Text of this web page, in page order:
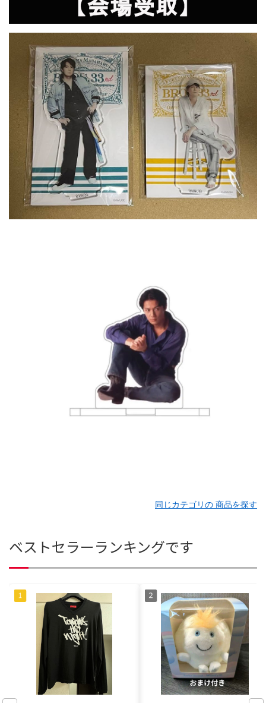
同じカテゴリの 商品を探す
ベストセラーランキングです